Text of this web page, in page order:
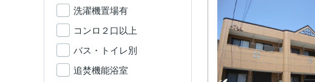
洗濯機置場有
コンロ２口以上
バス・トイレ別
追焚機能浴室